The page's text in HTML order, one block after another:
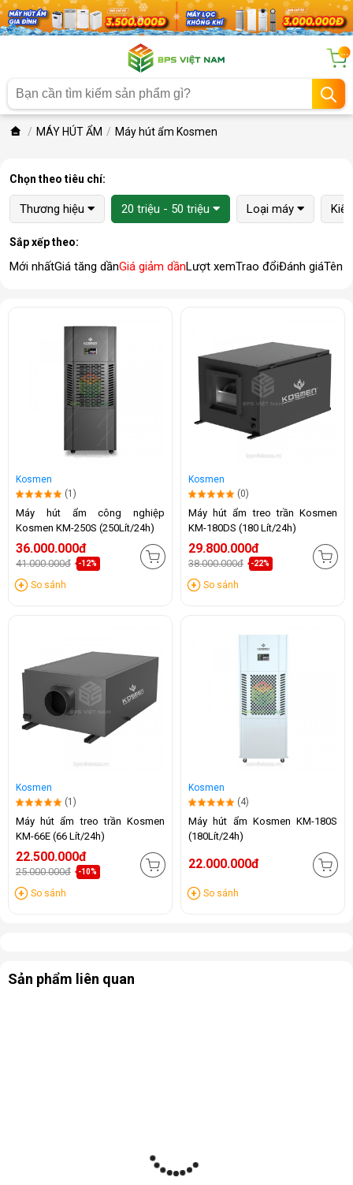
...
MÁY HÚT ẨM Máy hút ẩm Kosmen
Chọn theo tiêu chí:
Thương hiệu 20 triệu - 50 triệu Loại máy
Sắp xếp theo:
Mới nhấtGiá tăng dầnGiá giảm dầnLượt xemTrao đổiĐánh giáTên
Kosmen
(1)
Máy hút ẩm công nghiệp
Kosmen KM-250S (250Lít/24h)
36.000.000đ
41.000.000đ -12%
So sánh
Kosmen
(0)
Máy hút ẩm treo trần Kosmen
KM-180DS (180 Lít/24h)
29.800.000đ
38.000.000đ -22%
So sánh
Kosmen
(1)
Máy hút ẩm treo trần Kosmen
KM-66E (66 Lít/24h)
22.500.000đ
25.000.000đ -10%
So sánh
Kosmen
(4)
Máy hút ẩm Kosmen KM-180S
(180Lít/24h)
22.000.000đ
So sánh
Sản phẩm liên quan